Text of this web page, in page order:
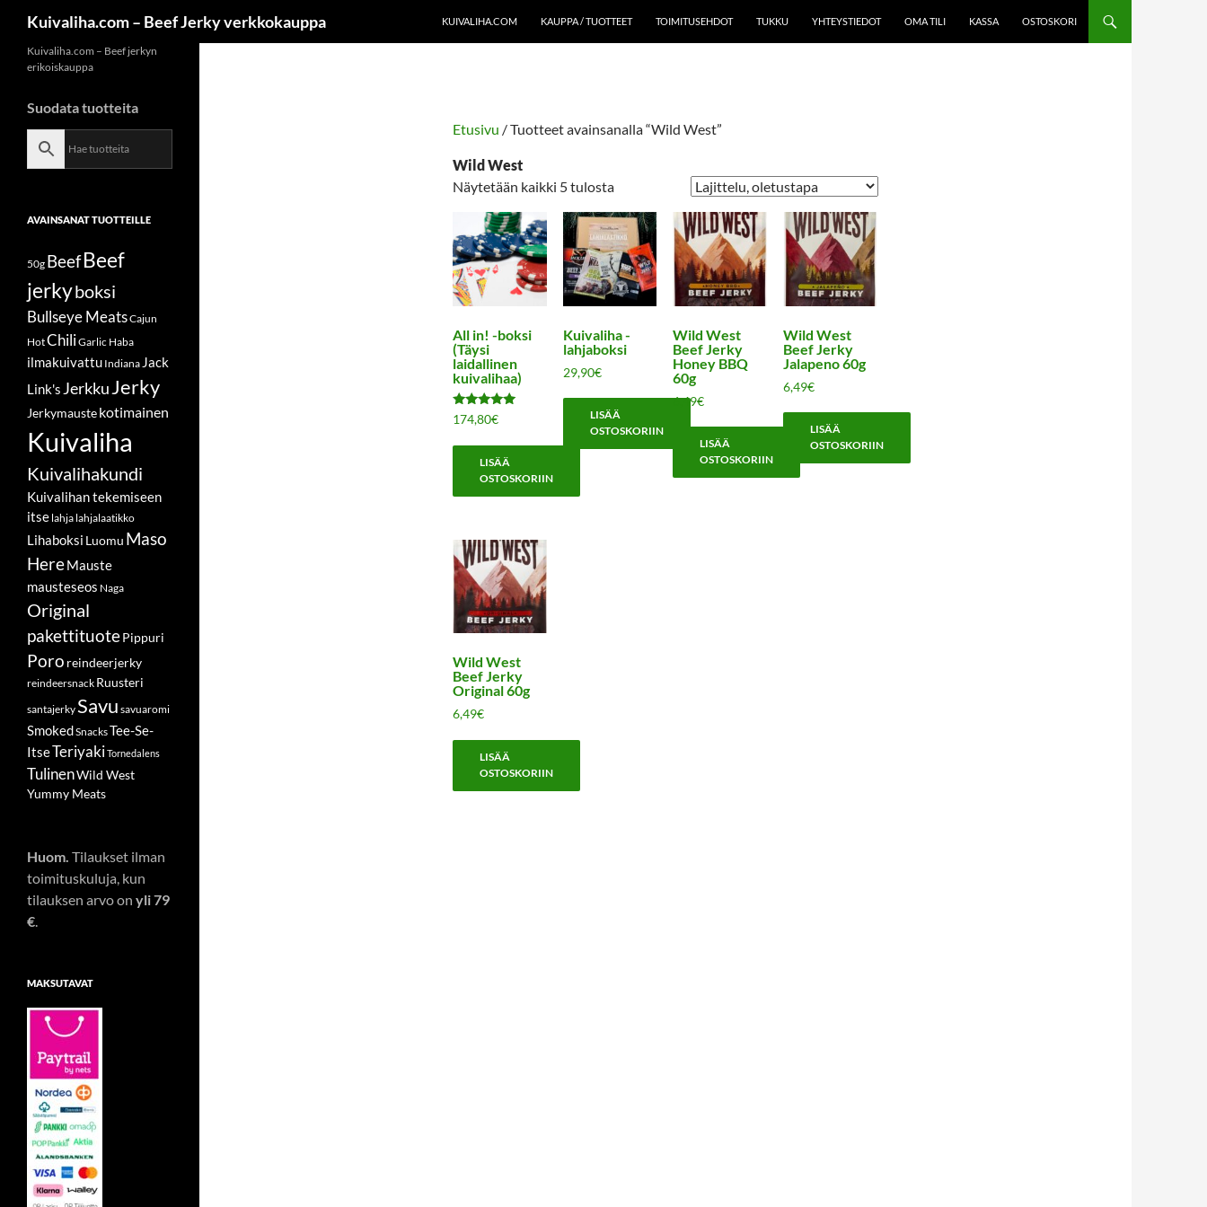
sisältöönKuivaliha.com – Beef Jerky verkkokauppa KUIVALIHA.COM KAUPPA / TUOTTEET TOIMITUSEHDOT TUKKU YHTEYSTIEDOT OMA TILI KASSA OSTOSKORI
Etusivu / Tuotteet avainsanalla “Wild West”
Wild West
Näytetään kaikki 5 tulosta
All in! -boksi
(Täysi
laidallinen
kuivalihaa)
Arvostelu
tuotteesta:
/ 5
174,80€
LISÄÄ
OSTOSKORIIN
Kuivaliha -
lahjaboksi
29,90€
LISÄÄ
OSTOSKORIIN
Wild West
Beef Jerky
Honey BBQ
60g
6,49€
LISÄÄ
OSTOSKORIIN
Wild West
Beef Jerky
Jalapeno 60g
6,49€
LISÄÄ
OSTOSKORIIN
Wild West
Beef Jerky
Original 60g
6,49€
LISÄÄ
OSTOSKORIIN
Kuivaliha.com – Beef jerkyn
erikoiskauppa
Suodata tuotteita
AVAINSANAT TUOTTEILLE
50g BeefBeef
jerkyboksi
Bullseye MeatsCajun
HotChiliGarlic Haba
ilmakuivattu Indiana Jack
Link's JerkkuJerky
Jerkymaustekotimainen
Kuivaliha
Kuivalihakundi
Kuivalihan tekemiseen
itse lahja lahjalaatikko
Lihaboksi Luomu Maso
HereMauste
mausteseos Naga
Original
pakettituotePippuri
Poro reindeerjerky
reindeersnack Ruusteri
santajerkySavu savuaromi
SmokedSnacksTee-Se-
ItseTeriyakiTornedalens
TulinenWild West
Yummy Meats
Huom. Tilaukset ilman
toimituskuluja, kun
tilauksen arvo on yli 79
€.
MAKSUTAVAT